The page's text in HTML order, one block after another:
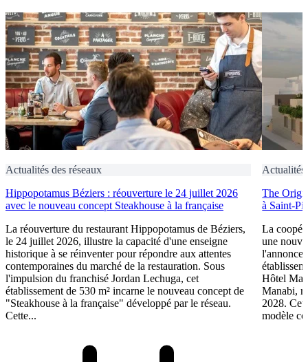
Actualités des réseaux
Hippopotamus Béziers : réouverture le 24 juillet 2026
avec le nouveau concept Steakhouse à la française
La réouverture du restaurant Hippopotamus de Béziers,
le 24 juillet 2026, illustre la capacité d'une enseigne
historique à se réinventer pour répondre aux attentes
contemporaines du marché de la restauration. Sous
l'impulsion du franchisé Jordan Lechuga, cet
établissement de 530 m² incarne le nouveau concept de
"Steakhouse à la française" développé par le réseau.
Cette...
Actualités
The
à Saint-
La
une
l'annonce
Hôtel
Manabi,
2028.
modèle